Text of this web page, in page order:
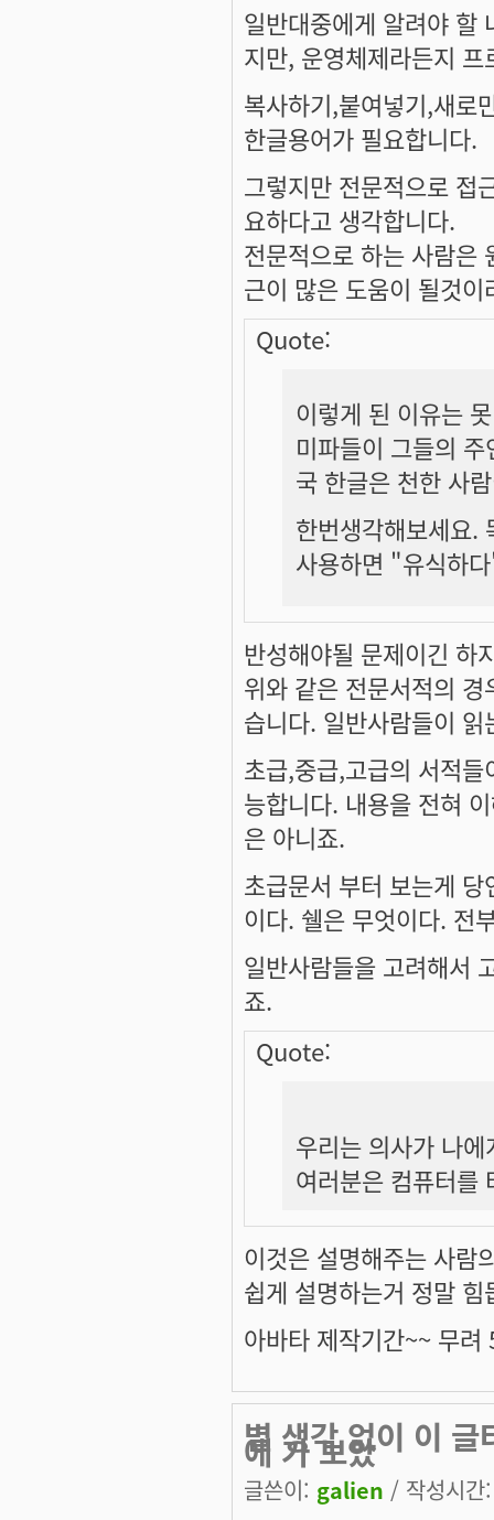
일반대중에게 알려야 할
지만, 운영체제라든지
복사하기,붙여넣기,새로
한글용어가 필요합니다.
그렇지만 전문적으로 접
요하다고 생각합니다.
전문적으로 하는 사람은
근이 많은 도움이 될것
Quote:
이렇게 된 이유는
미파들이 그들의
국 한글은 천한 사
한번생각해보세요.
사용하면 "유식하
반성해야될 문제이긴 하
위와 같은 전문서적의
습니다. 일반사람들이
초급,중급,고급의 서적
능합니다. 내용을 전혀
은 아니죠.
초급문서 부터 보는게
이다. 쉘은 무엇이다. 전
일반사람들을 고려해서
죠.
Quote:
우리는 의사가 나
여러분은 컴퓨터를
이것은 설명해주는 사람
쉽게 설명하는거 정말 힘
아바타 제작기간~~ 무
별 생각 없이 이 글
에 가 보았
글쓴이: galien / 작성시